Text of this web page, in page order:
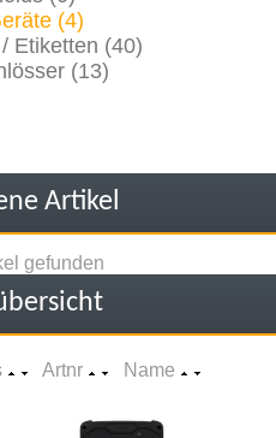
(4)
Etiketten (40)
(13)
Artikel
gefunden
Artnr Name